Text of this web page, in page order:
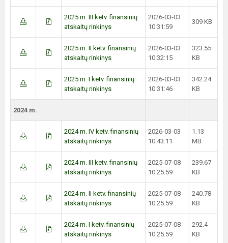
2025 m. III ketv. finansinių
atskaitų rinkinys
2026-03-03
10:31:59
309 KB
2025 m. II ketv. finansinių
atskaitų rinkinys
2026-03-03
10:32:15
323.55
KB
2025 m. I ketv. finansinių
atskaitų rinkinys
2026-03-03
10:31:46
342.24
KB
2024 m.
2024 m. IV ketv. finansinių
atskaitų rinkinys
2026-03-03
10:43:11
1.13
MB
2024 m. III ketv. finansinių
atskaitų rinkinys
2025-07-08
10:25:59
239.67
KB
2024 m. II ketv. finansinių
atskaitų rinkinys
2025-07-08
10:25:59
240.78
KB
2024 m. I ketv. finansinių
atskaitų rinkinys
2025-07-08
10:25:59
292.4
KB